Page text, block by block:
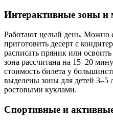
Интерактивные зоны и
Работают целый день. Можно
приготовить десерт с
расписать пряник или
зона рассчитана на 15–20
стоимость билета у
выделены зоны для детей 3–5
ростовыми куклами.
Спортивные и